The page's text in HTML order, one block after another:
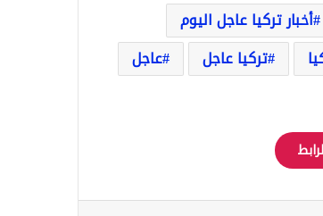
أخبار تركيا عاجل اليوم
تركيا عاجل
عاجل